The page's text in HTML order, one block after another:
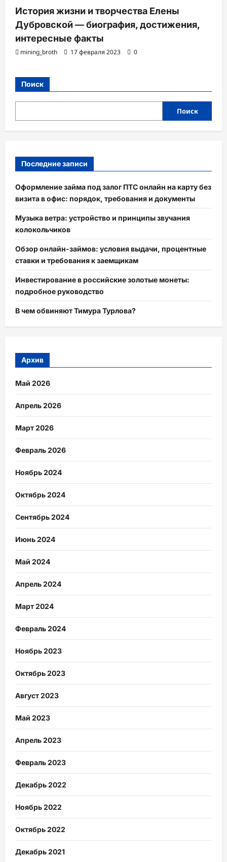
История жизни и творчества Елены
Дубровской — биография, достижения,
интересные факты
mining_broth 17 февраля 2023 0
Поиск
Поиск
Последние записи
Оформление займа под залог ПТС онлайн на карту без
визита в офис: порядок, требования и документы
Музыка ветра: устройство и принципы звучания
колокольчиков
Обзор онлайн-займов: условия выдачи, процентные
ставки и требования к заемщикам
Инвестирование в российские золотые монеты:
подробное руководство
В чем обвиняют Тимура Турлова?
Архив
Май 2026
Апрель 2026
Март 2026
Февраль 2026
Ноябрь 2024
Октябрь 2024
Сентябрь 2024
Июнь 2024
Май 2024
Апрель 2024
Март 2024
Февраль 2024
Ноябрь 2023
Октябрь 2023
Август 2023
Май 2023
Апрель 2023
Февраль 2023
Декабрь 2022
Ноябрь 2022
Октябрь 2022
Декабрь 2021